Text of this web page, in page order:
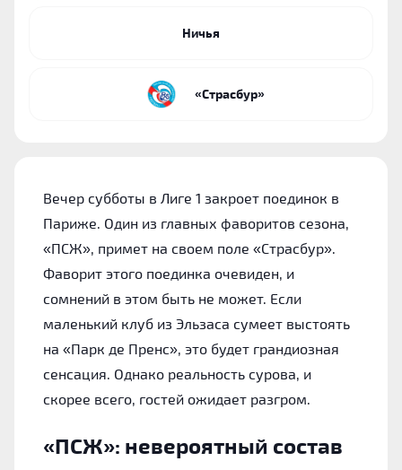
Ничья
«Страсбур»
Вечер субботы в Лиге 1 закроет поединок в
Париже. Один из главных фаворитов сезона,
«‎ПСЖ», примет на своем поле «‎Страсбур».
Фаворит этого поединка очевиден, и
сомнений в этом быть не может. Если
маленький клуб из Эльзаса сумеет выстоять
на «‎Парк де Пренс», это будет грандиозная
сенсация. Однако реальность сурова, и
скорее всего, гостей ожидает разгром.
«‎ПСЖ»: невероятный состав